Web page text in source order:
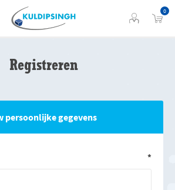
0
Registreren
persoonlijke gegevens
*